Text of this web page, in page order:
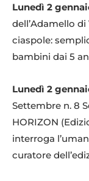
Lunedì 2
dell’Adamello
ciaspole:
bambini dai 5
Lunedì 2
Settembre n. 8
HORIZON
interroga
curatore